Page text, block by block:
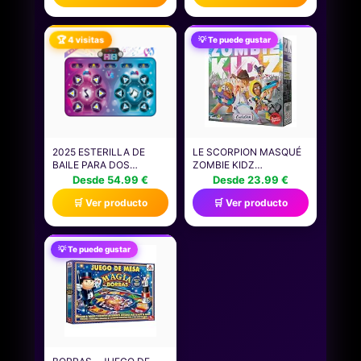
ORDENADOR PORTÁTIL
Y DE SOBREMESA &
CONSOLAS DE JUEGOS
PORTÁTILES -
CT4000P310SSD801
🏆 4 visitas
2025 ESTERILLA DE
BAILE PARA DOS
USUARIOS, ALFOMBRA
ELECTRÓNICA DE BAILE
(MODO DE UN JUGADOR
Y MODO DE DOS
JUGADORES), JUEGO DE
BAILE CON CAJA DE
BATERÍA LED, REGALOS
DE CUMPLEAÑOS PARA
NIÑOS Y NIÑAS
Desde 54.99 €
🛒 Ver producto
💡 Te puede gustar
LE SCORPION MASQUÉ
ZOMBIE KIDZ
EVOLUTION, JUEGO DE
MESA COOPERATIVO
PARA FAMILIAS Y NIÑOS,
EVOLUCIONA EN CADA
PARTIDA, A PARTIR DE 7
Desde 23.99 €
🛒 Ver producto
💡 Te puede gustar